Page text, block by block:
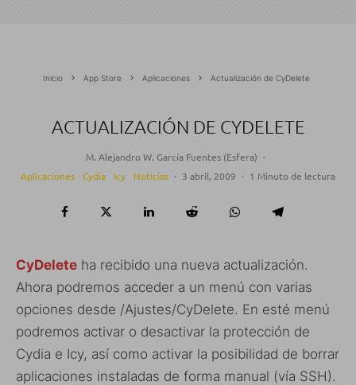
Inicio App Store Aplicaciones Actualización de CyDelete
ACTUALIZACIÓN DE CYDELETE
M. Alejandro W. García Fuentes (Esfera) ·
Aplicaciones
Cydia Icy Noticias · 3 abril, 2009 · 1 Minuto de lectura
CyDelete ha recibido una nueva actualización.
Ahora podremos acceder a un menú con varias
opciones desde /Ajustes/CyDelete. En esté menú
podremos activar o desactivar la protección de
Cydia e Icy, así como activar la posibilidad de borrar
aplicaciones instaladas de forma manual (vía SSH).